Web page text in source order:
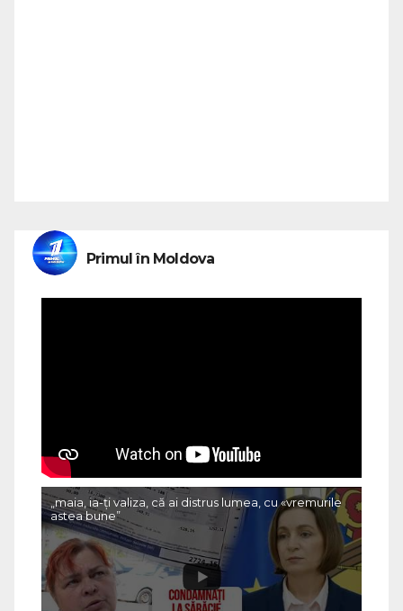
Primul în Moldova
„maia, ia-ți valiza, că ai distrus lumea, cu «vremurile
astea bune”